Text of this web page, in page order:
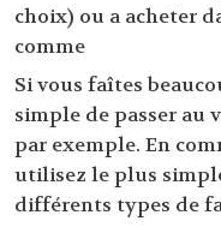
choix) ou a acheter
comme
Si vous faîtes
simple de passer au
par exemple. En
utilisez le plus
différents types de